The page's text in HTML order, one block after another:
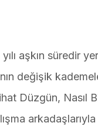
aşkın süredir
değişik
Düzgün, Nasıl